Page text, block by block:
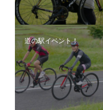
道の駅イベント！